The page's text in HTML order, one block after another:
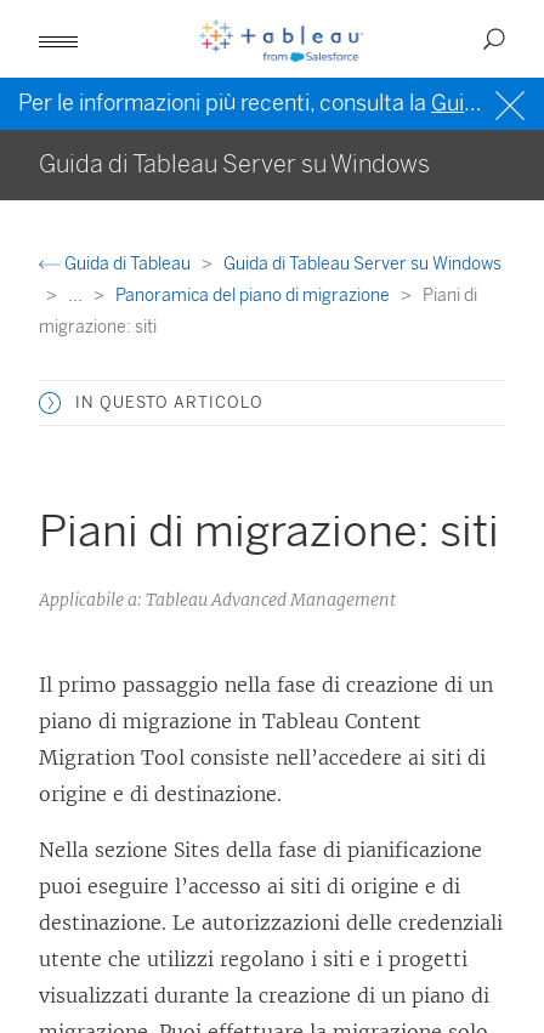
Per le informazioni più recenti, consulta la Guida di Tableau in inglese (Stati Uniti)
Guida di Tableau Server su Windows
Guida di Tableau
Guida di Tableau Server su Windows
...
Panoramica del piano di migrazione
Piani di
migrazione: siti
IN QUESTO ARTICOLO
Piani di migrazione: siti
Applicabile a: Tableau Advanced Management
Il primo passaggio nella fase di creazione di un
piano di migrazione in Tableau Content
Migration Tool consiste nell’accedere ai siti di
origine e di destinazione.
Nella sezione Sites della fase di pianificazione
puoi eseguire l’accesso ai siti di origine e di
destinazione. Le autorizzazioni delle credenziali
utente che utilizzi regolano i siti e i progetti
visualizzati durante la creazione di un piano di